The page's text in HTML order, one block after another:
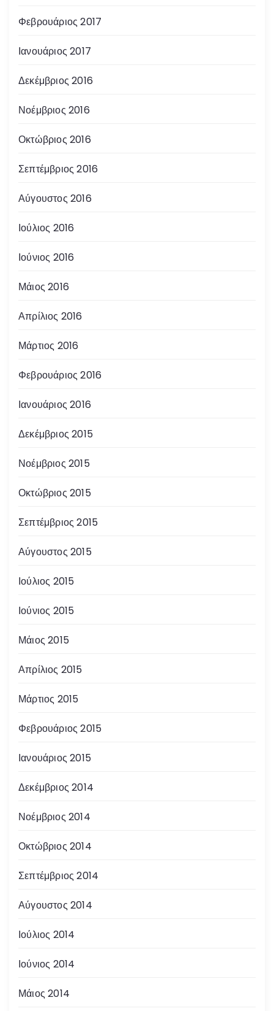
Φεβρουάριος 2017
Ιανουάριος 2017
Δεκέμβριος 2016
Νοέμβριος 2016
Οκτώβριος 2016
Σεπτέμβριος 2016
Αύγουστος 2016
Ιούλιος 2016
Ιούνιος 2016
Μάιος 2016
Απρίλιος 2016
Μάρτιος 2016
Φεβρουάριος 2016
Ιανουάριος 2016
Δεκέμβριος 2015
Νοέμβριος 2015
Οκτώβριος 2015
Σεπτέμβριος 2015
Αύγουστος 2015
Ιούλιος 2015
Ιούνιος 2015
Μάιος 2015
Απρίλιος 2015
Μάρτιος 2015
Φεβρουάριος 2015
Ιανουάριος 2015
Δεκέμβριος 2014
Νοέμβριος 2014
Οκτώβριος 2014
Σεπτέμβριος 2014
Αύγουστος 2014
Ιούλιος 2014
Ιούνιος 2014
Μάιος 2014